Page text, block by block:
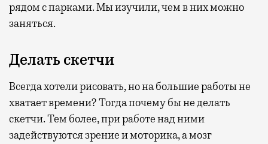
рядом с парками. Мы изучили, чем в них можно
заняться.
Делать скетчи
Всегда хотели рисовать, но на большие работы не
хватает времени? Тогда почему бы не делать
скетчи. Тем более, при работе над ними
задействуются зрение и моторика, а мозг